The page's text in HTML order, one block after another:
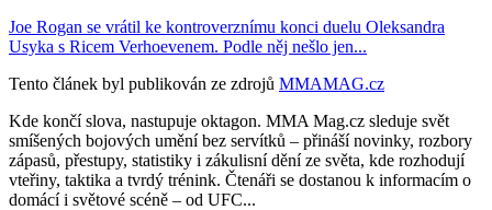
Joe Rogan se vrátil ke kontroverznímu konci duelu Oleksandra
Usyka s Ricem Verhoevenem. Podle něj nešlo jen...
Tento článek byl publikován ze zdrojů MMAMAG.cz
Kde končí slova, nastupuje oktagon. MMA Mag.cz sleduje svět
smíšených bojových umění bez servítků – přináší novinky, rozbory
zápasů, přestupy, statistiky i zákulisní dění ze světa, kde rozhodují
vteřiny, taktika a tvrdý trénink. Čtenáři se dostanou k informacím o
domácí i světové scéně – od UFC...